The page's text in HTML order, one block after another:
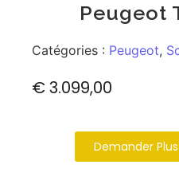
Peugeot
Catégories : Peugeot,
€3.099,00
Demander